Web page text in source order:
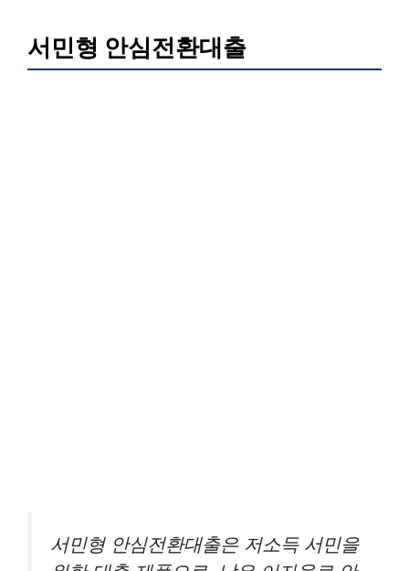
서민형 안심전환대출
서민형 안심전환대출은 저소득 서민을